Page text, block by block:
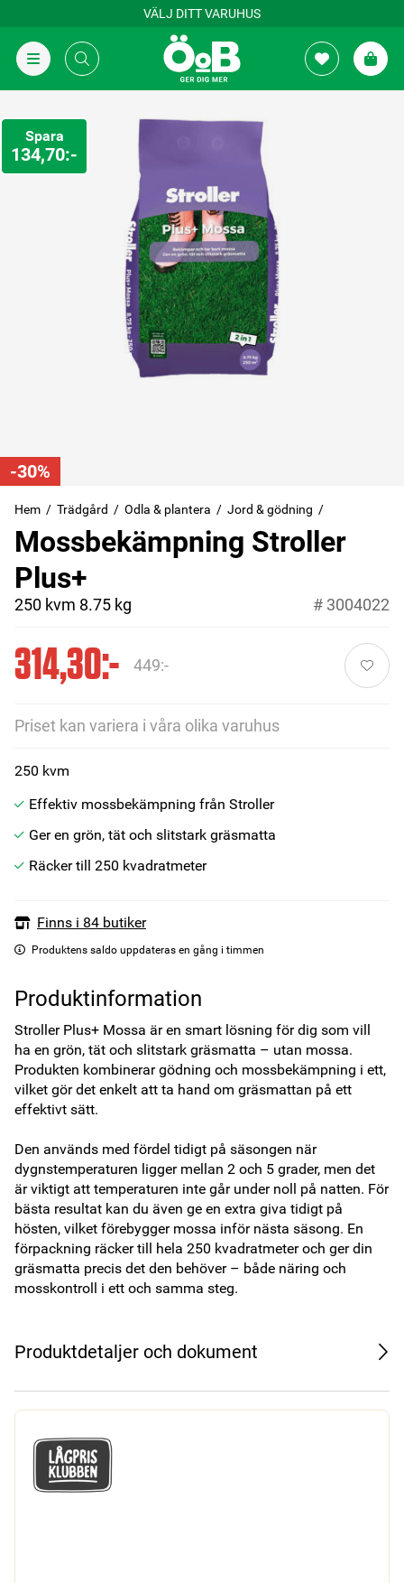
VÄLJ DITT VARUHUS
Spara
134,70:-
-30%
Hem Trädgård Odla & plantera Jord & gödning
Mossbekämpning Stroller
Plus+
250 kvm 8.75 kg # 3004022
314,30:- 449:-
Priset kan variera i våra olika varuhus
250 kvm
Effektiv mossbekämpning från Stroller
Ger en grön, tät och slitstark gräsmatta
Räcker till 250 kvadratmeter
Finns i 84 butiker
Produktens saldo uppdateras en gång i timmen
Produktinformation
Stroller Plus+ Mossa är en smart lösning för dig som vill
ha en grön, tät och slitstark gräsmatta – utan mossa.
Produkten kombinerar gödning och mossbekämpning i ett,
vilket gör det enkelt att ta hand om gräsmattan på ett
effektivt sätt.
Den används med fördel tidigt på säsongen när
dygnstemperaturen ligger mellan 2 och 5 grader, men det
är viktigt att temperaturen inte går under noll på natten. För
bästa resultat kan du även ge en extra giva tidigt på
hösten, vilket förebygger mossa inför nästa säsong. En
förpackning räcker till hela 250 kvadratmeter och ger din
gräsmatta precis det den behöver – både näring och
mosskontroll i ett och samma steg.
Produktdetaljer och dokument